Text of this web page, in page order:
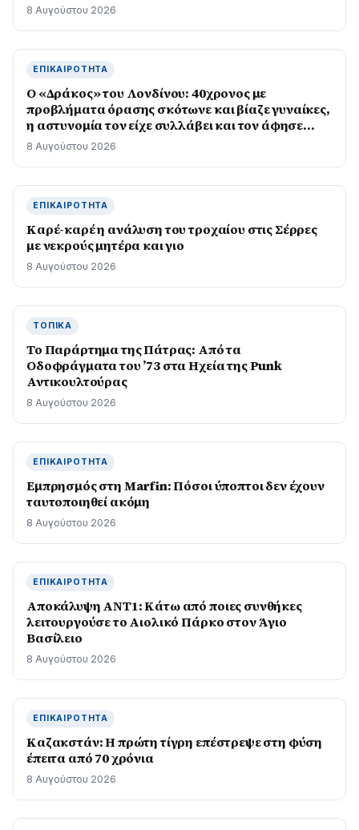
8 Αυγούστου 2026
ΕΠΙΚΑΙΡΌΤΗΤΑ
Ο «Δράκος» του Λονδίνου: 40χρονος με
προβλήματα όρασης σκότωνε και βίαζε γυναίκες,
η αστυνομία τον είχε συλλάβει και τον άφησε
ελεύθερο
8 Αυγούστου 2026
ΕΠΙΚΑΙΡΌΤΗΤΑ
Καρέ-καρέ η ανάλυση του τροχαίου στις Σέρρες
με νεκρούς μητέρα και γιο
8 Αυγούστου 2026
ΤΟΠΙΚΆ
Το Παράρτημα της Πάτρας: Από τα
Οδοφράγματα του ’73 στα Ηχεία της Punk
Αντικουλτούρας
8 Αυγούστου 2026
ΕΠΙΚΑΙΡΌΤΗΤΑ
Εμπρησμός στη Marfin: Πόσοι ύποπτοι δεν έχουν
ταυτοποιηθεί ακόμη
8 Αυγούστου 2026
ΕΠΙΚΑΙΡΌΤΗΤΑ
Αποκάλυψη ΑΝΤ1: Κάτω από ποιες συνθήκες
λειτουργούσε το Αιολικό Πάρκο στον Άγιο
Βασίλειο
8 Αυγούστου 2026
ΕΠΙΚΑΙΡΌΤΗΤΑ
Καζακστάν: Η πρώτη τίγρη επέστρεψε στη φύση
έπειτα από 70 χρόνια
8 Αυγούστου 2026